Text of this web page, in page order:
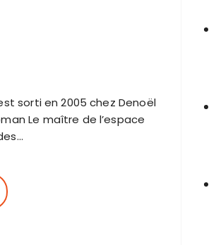
sorti en 2005 chez Denoël
Le maître de l’espace